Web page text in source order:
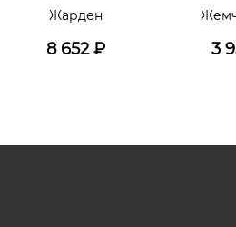
Жарден
8 652₽ 3